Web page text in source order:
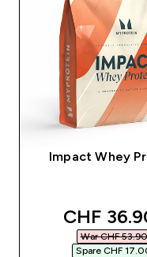
Impact Whey
CHF
War CHF 53.90‎
Spare CHF